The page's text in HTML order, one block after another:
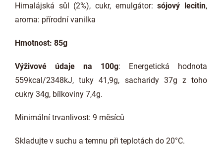
Himalájská sůl (2%), cukr, emulgátor:sójový lecitin,
aroma: přírodní vanilka
Hmotnost: 85g
Výživové údaje na 100g: Energetická hodnota
559kcal/2348kJ, tuky 41,9g, sacharidy 37g z toho
cukry 34g, bílkoviny 7,4g.
Minimální trvanlivost: 9 měsíců
Skladujte v suchu a temnu při teplotách do 20°C.